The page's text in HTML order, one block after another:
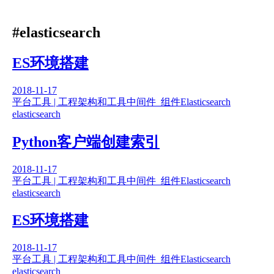
#elasticsearch
ES环境搭建
2018-11-17
平台工具 | 工程架构和工具中间件_组件Elasticsearch
elasticsearch
Python客户端创建索引
2018-11-17
平台工具 | 工程架构和工具中间件_组件Elasticsearch
elasticsearch
ES环境搭建
2018-11-17
平台工具 | 工程架构和工具中间件_组件Elasticsearch
elasticsearch